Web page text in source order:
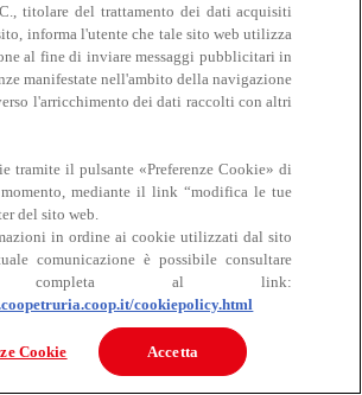
Carne
titolare del trattamento dei dati acquisiti
informa l'utente che tale sito web utilizza
al fine di inviare messaggi pubblicitari in
manifestate nell'ambito della navigazione
l'arricchimento dei dati raccolti con altri
tramite il pulsante «Preferenze Cookie» di
mediante il link “modifica le tue
del sito web.
in ordine ai cookie utilizzati dal sito
comunicazione è possibile consultare
completa al link:
cookiepolicy.html
Cookie Accetta